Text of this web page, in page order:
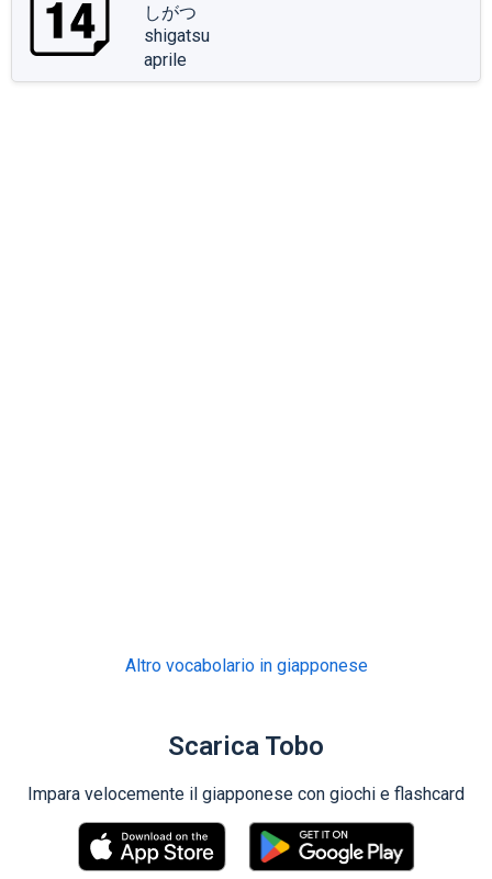
しがつ
shigatsu
aprile
Altro vocabolario in giapponese
Scarica Tobo
Impara velocemente il giapponese con giochi e flashcard